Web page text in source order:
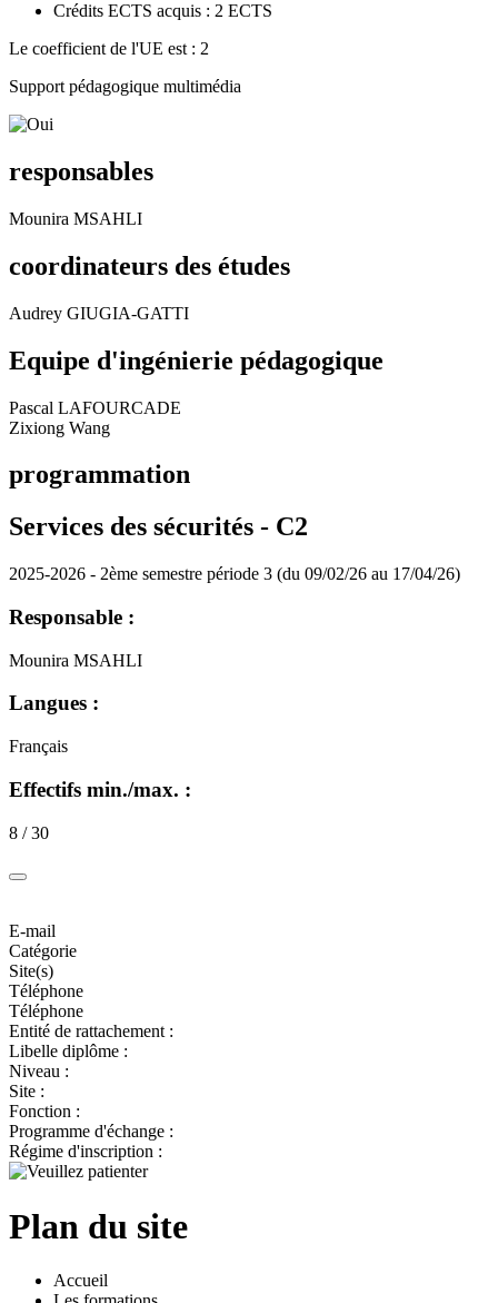
Crédits ECTS acquis : 2 ECTS
Le coefficient de l'UE est : 2
Support pédagogique multimédia
responsables
Mounira MSAHLI
coordinateurs des études
Audrey GIUGIA-GATTI
Equipe d'ingénierie pédagogique
Pascal LAFOURCADE
Zixiong Wang
programmation
Services des sécurités - C2
2025-2026 - 2ème semestre période 3 (du 09/02/26 au 17/04/26)
Responsable :
Mounira MSAHLI
Langues :
Français
Effectifs min./max. :
8 / 30
E-mail
Catégorie
Site(s)
Téléphone
Téléphone
Entité de rattachement :
Libelle diplôme :
Niveau :
Site :
Fonction :
Programme d'échange :
Régime d'inscription :
Plan du site
Accueil